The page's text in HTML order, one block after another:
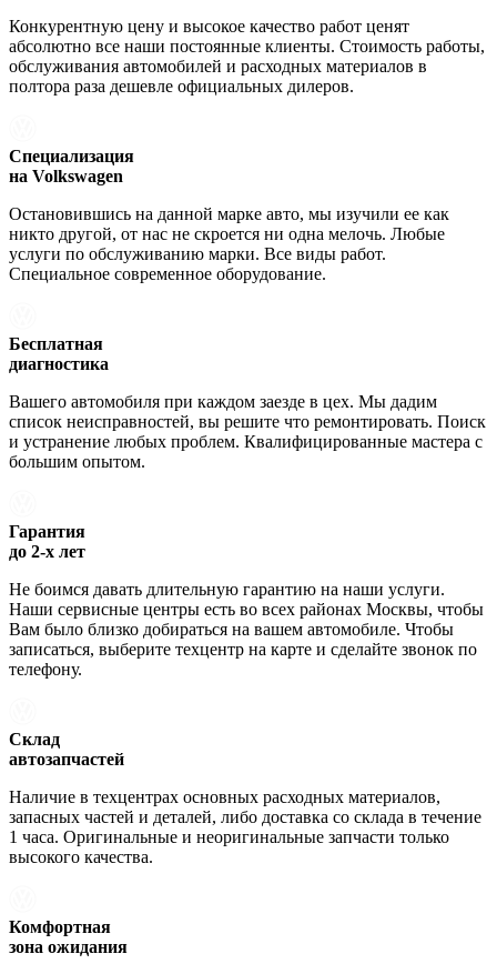
Конкурентную цену и высокое качество работ ценят
абсолютно все наши постоянные клиенты. Стоимость работы,
обслуживания автомобилей и расходных материалов в
полтора раза дешевле официальных дилеров.
Специализация
на Volkswagen
Остановившись на данной марке авто, мы изучили ее как
никто другой, от нас не скроется ни одна мелочь. Любые
услуги по обслуживанию марки. Все виды работ.
Специальное современное оборудование.
Бесплатная
диагностика
Вашего автомобиля при каждом заезде в цех. Мы дадим
список неисправностей, вы решите что ремонтировать. Поиск
и устранение любых проблем. Квалифицированные мастера с
большим опытом.
Гарантия
до 2-х лет
Не боимся давать длительную гарантию на наши услуги.
Наши сервисные центры есть во всех районах Москвы, чтобы
Вам было близко добираться на вашем автомобиле. Чтобы
записаться, выберите техцентр на карте и сделайте звонок по
телефону.
Склад
автозапчастей
Наличие в техцентрах основных расходных материалов,
запасных частей и деталей, либо доставка со склада в течение
1 часа. Оригинальные и неоригинальные запчасти только
высокого качества.
Комфортная
зона ожидания